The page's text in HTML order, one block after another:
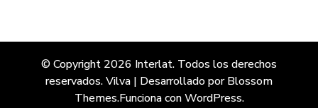
© Copyright 2026 Interlat. Todos los derechos
reservados.Vilva | Desarrollado porBlossom
Themes.Funciona conWordPress.